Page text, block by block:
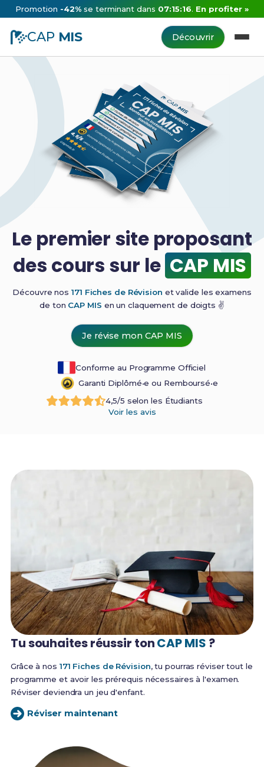
Promotion -42% se terminant dans 07:15:15. En profiter »
CAP MIS Découvrir
Le premier site proposant
des cours sur le CAP MIS
Découvre nos171 Fiches de Révision et valide les examens
de ton CAP MIS en un claquement de doigts ✌️
Je révise mon CAP MIS
Conforme au Programme Officiel
Garanti Diplômé•e ou Remboursé•e
4,5/5 selon les Étudiants
Voir les avis
Tu souhaites réussir tonCAP MIS ?
Grâce à nos 171 Fiches de Révision, tu pourras réviser tout le
programme et avoir les prérequis nécessaires à l'examen.
Réviser deviendra un jeu d'enfant.
Réviser maintenant